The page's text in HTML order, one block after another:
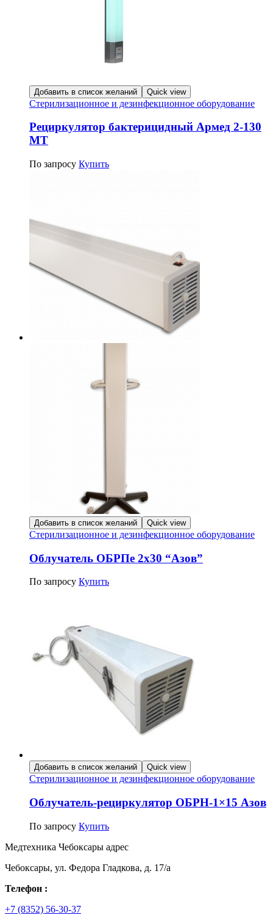
Добавить в список желаний Quick view
Стерилизационное и дезинфекционное оборудование
Рециркулятор бактерицидный Армед 2-130
МТ
По запросу Купить
Добавить в список желаний Quick view
Стерилизационное и дезинфекционное оборудование
Облучатель ОБРПе 2х30 “Азов”
По запросу Купить
Добавить в список желаний Quick view
Стерилизационное и дезинфекционное оборудование
Облучатель-рециркулятор ОБРН-1×15 Азов
По запросу Купить
Медтехника Чебоксары адрес
Чебоксары, ул. Федора Гладкова, д. 17/а
Телефон :
+7 (8352) 56-30-37